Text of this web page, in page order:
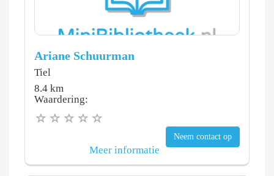
Ariane Schuurman
Tiel
8.4 km
Waardering:
Neem contact op
Meer informatie